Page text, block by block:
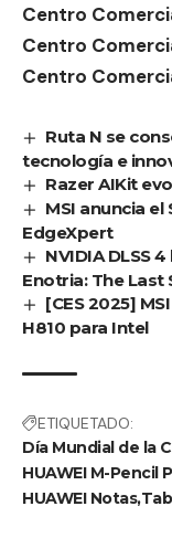
Centro
Centro
Centro
Ruta N se
tecnología e
Razer AIKit
MSI anuncia
EdgeXpert
NVIDIA DLSS
Enotria: The Last
[CES 2025]
H810 para Intel
ETIQUETADO:
Día Mundial de la
HUAWEI M-Pencil
HUAWEI Notas